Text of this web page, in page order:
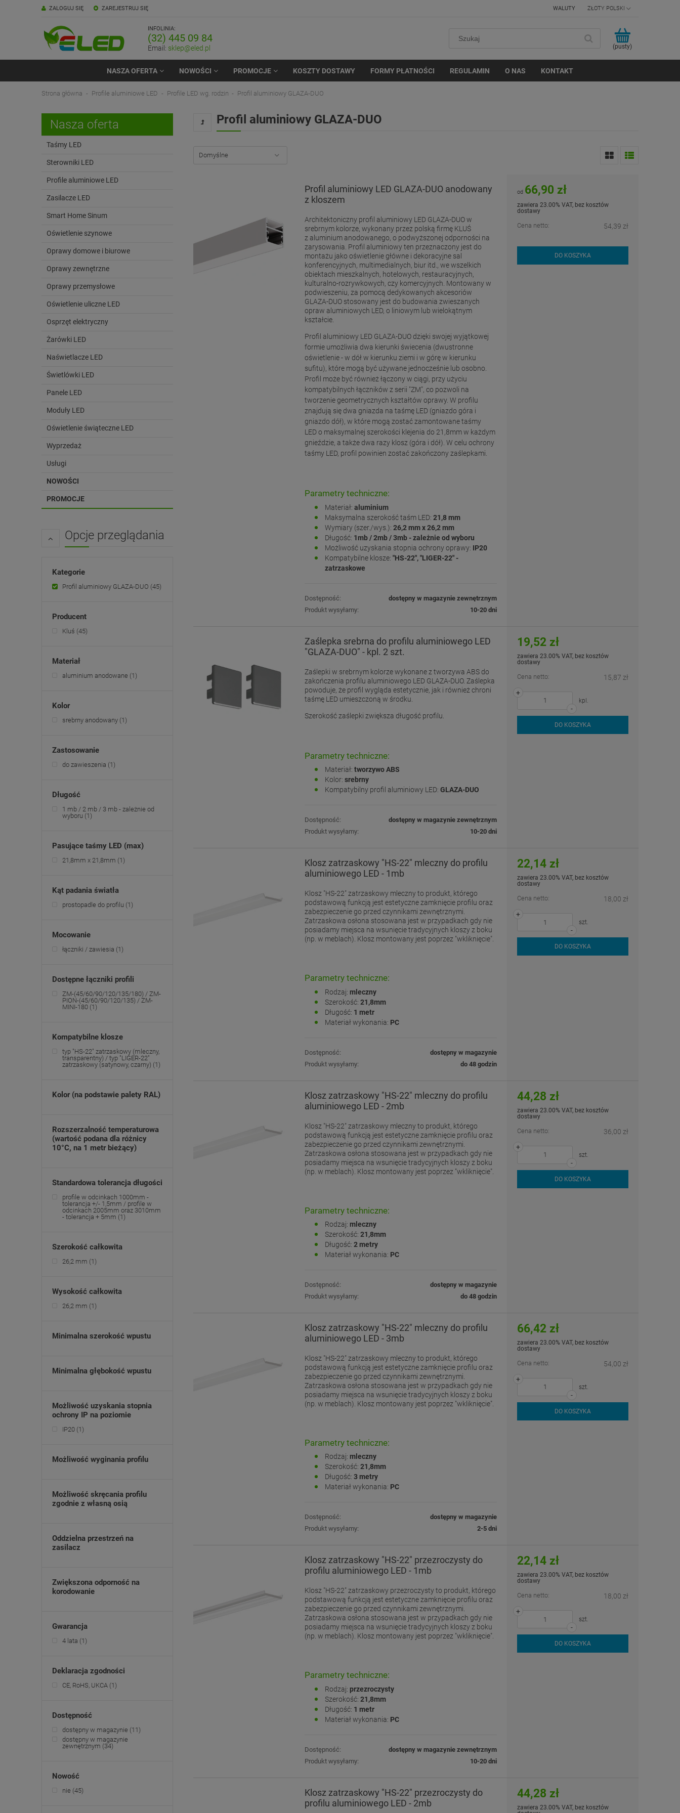
ZAREJESTRUJ SIĘ
ZALOGUJ SIĘ WALUTY
INFOLINIA:
(32) 445 09 84
Email: sklep@eled.pl (pusty)
NASZA OFERTA NOWOŚCI PROMOCJE KOSZTY DOSTAWY FORMY PŁATNOŚCI REGULAMIN O NAS KONTAKT
Strona główna Profile aluminiowe LED Profile LED wg. rodzin Profil aluminiowy GLAZA-DUO
Nasza oferta
Taśmy LED
Sterowniki LED
Profile aluminiowe LED
Zasilacze LED
Smart Home Sinum
Oświetlenie szynowe
Oprawy domowe i biurowe
Oprawy zewnętrzne
Oprawy przemysłowe
Oświetlenie uliczne LED
Osprzęt elektryczny
Żarówki LED
Naświetlacze LED
Świetlówki LED
Panele LED
Moduły LED
Oświetlenie świąteczne LED
Wyprzedaż
Usługi
NOWOŚCI
PROMOCJE
Opcje przeglądania
Kategorie
Profil aluminiowy GLAZA-DUO (45)
Producent
Kluś (45)
Materiał
aluminium anodowane (1)
Kolor
srebrny anodowany (1)
Zastosowanie
do zawieszenia (1)
Długość
1 mb / 2 mb / 3 mb - zależnie od
wyboru (1)
Pasujące taśmy LED (max)
21,8mm x 21,8mm (1)
Kąt padania światła
prostopadle do profilu (1)
Mocowanie
łączniki / zawiesia (1)
Dostępne łączniki profili
ZM-(45/60/90/120/135/180) / ZM-
PION-(45/60/90/120/135) / ZM-
MINI-180 (1)
Kompatybilne klosze
typ "HS-22" zatrzaskowy (mleczny,
transparentny) / typ "LIGER-22"
zatrzaskowy (satynowy, czarny) (1)
Kolor (na podstawie palety RAL)
Rozszerzalność temperaturowa
(wartość podana dla różnicy
10°C, na 1 metr bieżący)
Standardowa tolerancja długości
profile w odcinkach 1000mm -
tolerancja +/- 1,5mm / profile w
odcinkach 2005mm oraz 3010mm
- tolerancja + 5mm (1)
Szerokość całkowita
26,2 mm (1)
Wysokość całkowita
26,2 mm (1)
Minimalna szerokość wpustu
Minimalna głębokość wpustu
Możliwość uzyskania stopnia
ochrony IP na poziomie
IP20 (1)
Możliwość wyginania profilu
Możliwość skręcania profilu
zgodnie z własną osią
Oddzielna przestrzeń na
zasilacz
Zwiększona odporność na
korodowanie
Gwarancja
4 lata (1)
Deklaracja zgodności
CE, RoHS, UKCA (1)
Dostępność
dostępny w magazynie (11)
dostępny w magazynie
zewnętrznym (34)
Nowość
nie (45)
Profil aluminiowy GLAZA-DUO
Profil aluminiowy LED GLAZA-DUO anodowany
z kloszem
Architektoniczny profil aluminiowy LED GLAZA-DUO w
srebrnym kolorze, wykonany przez polską firmę KLUŚ
z aluminium anodowanego, o podwyższonej odporności na
zarysowania. Profil aluminiowy ten przeznaczony jest do
montażu jako oświetlenie główne i dekoracyjne sal
konferencyjnych, multimedialnych, biur itd., we wszelkich
obiektach mieszkalnych, hotelowych, restauracyjnych,
kulturalno-rozrywkowych, czy komercyjnych. Montowany w
podwieszeniu, za pomocą dedykowanych akcesoriów
GLAZA-DUO stosowany jest do budowania zwieszanych
opraw aluminiowych LED, o liniowym lub wielokątnym
kształcie.
Profil aluminiowy LED GLAZA-DUO dzięki swojej wyjątkowej
formie umożliwia dwa kierunki świecenia (dwustronne
oświetlenie - w dół w kierunku ziemi i w górę w kierunku
sufitu), które mogą być używane jednocześnie lub osobno.
Profil może być również łączony w ciągi, przy użyciu
kompatybilnych łączników z serii "ZM", co pozwoli na
tworzenie geometrycznych kształtów oprawy. W profilu
znajdują się dwa gniazda na taśmę LED (gniazdo góra i
gniazdo dół), w które mogą zostać zamontowane taśmy
LED o maksymalnej szerokości klejenia do 21,8mm w każdym
gnieździe, a także dwa razy klosz (góra i dół). W celu ochrony
taśmy LED, profil powinien zostać zakończony zaślepkami.
Parametry techniczne:
Materiał: aluminium
Maksymalna szerokość taśm LED: 21,8 mm
Wymiary (szer./wys.): 26,2 mm x 26,2 mm
Długość: 1mb / 2mb / 3mb - zależnie od wyboru
Możliwość uzyskania stopnia ochrony oprawy: IP20
Kompatybilne klosze: "HS-22", "LIGER-22" -
zatrzaskowe
Dostępność:
dostępny w magazynie zewnętrznym
Produkt wysyłamy:
10-20 dni
od 66,90 zł
zawiera 23.00% VAT, bez kosztów
dostawy
Cena netto: 54,39 zł
DO KOSZYKA
Zaślepka srebrna do profilu aluminiowego LED
"GLAZA-DUO" - kpl. 2 szt.
Zaślepki w srebrnym kolorze wykonane z tworzywa ABS do
zakończenia profilu aluminiowego LED GLAZA-DUO. Zaślepka
powoduje, że profil wygląda estetycznie, jak i również chroni
taśmę LED umieszczoną w środku.
Szerokość zaślepki zwiększa długość profilu.
Parametry techniczne:
Materiał: tworzywo ABS
Kolor: srebrny
Kompatybilny profil aluminiowy LED: GLAZA-DUO
Dostępność:
dostępny w magazynie zewnętrznym
Produkt wysyłamy:
10-20 dni
19,52 zł
zawiera 23.00% VAT, bez kosztów
dostawy
Cena netto: 15,87 zł
-
+
kpl.
DO KOSZYKA
Klosz zatrzaskowy "HS-22" mleczny do profilu
aluminiowego LED - 1mb
Klosz "HS-22" zatrzaskowy mleczny to produkt, którego
podstawową funkcją jest estetyczne zamknięcie profilu oraz
zabezpieczenie go przed czynnikami zewnętrznymi.
Zatrzaskowa osłona stosowana jest w przypadkach gdy nie
posiadamy miejsca na wsunięcie tradycyjnych kloszy z boku
(np. w meblach). Klosz montowany jest poprzez "wkliknięcie".
Parametry techniczne:
Rodzaj: mleczny
Szerokość: 21,8mm
Długość: 1 metr
Materiał wykonania: PC
Dostępność:
dostępny w magazynie
Produkt wysyłamy:
do 48 godzin
22,14 zł
zawiera 23.00% VAT, bez kosztów
dostawy
Cena netto: 18,00 zł
-
+
szt.
DO KOSZYKA
Klosz zatrzaskowy "HS-22" mleczny do profilu
aluminiowego LED - 2mb
Klosz "HS-22" zatrzaskowy mleczny to produkt, którego
podstawową funkcją jest estetyczne zamknięcie profilu oraz
zabezpieczenie go przed czynnikami zewnętrznymi.
Zatrzaskowa osłona stosowana jest w przypadkach gdy nie
posiadamy miejsca na wsunięcie tradycyjnych kloszy z boku
(np. w meblach). Klosz montowany jest poprzez "wkliknięcie".
Parametry techniczne:
Rodzaj: mleczny
Szerokość: 21,8mm
Długość: 2 metry
Materiał wykonania: PC
Dostępność:
dostępny w magazynie
Produkt wysyłamy:
do 48 godzin
44,28 zł
zawiera 23.00% VAT, bez kosztów
dostawy
Cena netto: 36,00 zł
-
+
szt.
DO KOSZYKA
Klosz zatrzaskowy "HS-22" mleczny do profilu
aluminiowego LED - 3mb
Klosz "HS-22" zatrzaskowy mleczny to produkt, którego
podstawową funkcją jest estetyczne zamknięcie profilu oraz
zabezpieczenie go przed czynnikami zewnętrznymi.
Zatrzaskowa osłona stosowana jest w przypadkach gdy nie
posiadamy miejsca na wsunięcie tradycyjnych kloszy z boku
(np. w meblach). Klosz montowany jest poprzez "wkliknięcie".
Parametry techniczne:
Rodzaj: mleczny
Szerokość: 21,8mm
Długość: 3 metry
Materiał wykonania: PC
Dostępność:
dostępny w magazynie
Produkt wysyłamy:
2-5 dni
66,42 zł
zawiera 23.00% VAT, bez kosztów
dostawy
Cena netto: 54,00 zł
-
+
szt.
DO KOSZYKA
Klosz zatrzaskowy "HS-22" przezroczysty do
profilu aluminiowego LED - 1mb
Klosz "HS-22" zatrzaskowy przezroczysty to produkt, którego
podstawową funkcją jest estetyczne zamknięcie profilu oraz
zabezpieczenie go przed czynnikami zewnętrznymi.
Zatrzaskowa osłona stosowana jest w przypadkach gdy nie
posiadamy miejsca na wsunięcie tradycyjnych kloszy z boku
(np. w meblach). Klosz montowany jest poprzez "wkliknięcie".
Parametry techniczne:
Rodzaj: przezroczysty
Szerokość: 21,8mm
Długość: 1 metr
Materiał wykonania: PC
Dostępność:
dostępny w magazynie zewnętrznym
Produkt wysyłamy:
10-20 dni
22,14 zł
zawiera 23.00% VAT, bez kosztów
dostawy
Cena netto: 18,00 zł
-
+
szt.
DO KOSZYKA
Klosz zatrzaskowy "HS-22" przezroczysty do
profilu aluminiowego LED - 2mb
44,28 zł
zawiera 23.00% VAT, bez kosztów